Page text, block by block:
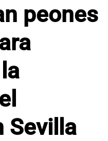
peones
Sevilla